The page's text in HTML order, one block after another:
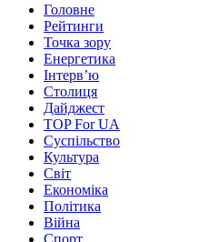
Головне
Рейтинги
Точка зору
Енергетика
Інтерв’ю
Столиця
Дайджест
TOP For UA
Суспiльство
Культура
Світ
Економіка
Політика
Війна
Спорт